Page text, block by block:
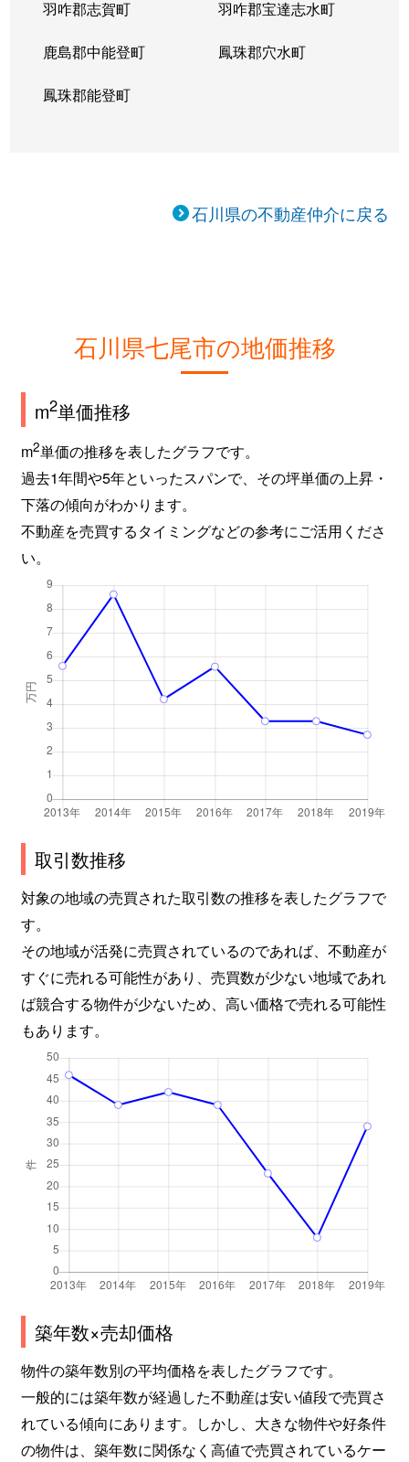
羽咋郡志賀町 羽咋郡宝達志水町
鹿島郡中能登町 鳳珠郡穴水町
鳳珠郡能登町
石川県の不動産仲介に戻る
石川県七尾市の地価推移
m2単価推移
m2単価の推移を表したグラフです。
過去1年間や5年といったスパンで、その坪単価の上昇・
下落の傾向がわかります。
不動産を売買するタイミングなどの参考にご活用くださ
い。
取引数推移
対象の地域の売買された取引数の推移を表したグラフで
す。
その地域が活発に売買されているのであれば、不動産が
すぐに売れる可能性があり、売買数が少ない地域であれ
ば競合する物件が少ないため、高い価格で売れる可能性
もあります。
築年数×売却価格
物件の築年数別の平均価格を表したグラフです。
一般的には築年数が経過した不動産は安い値段で売買さ
れている傾向にあります。しかし、大きな物件や好条件
の物件は、築年数に関係なく高値で売買されているケー